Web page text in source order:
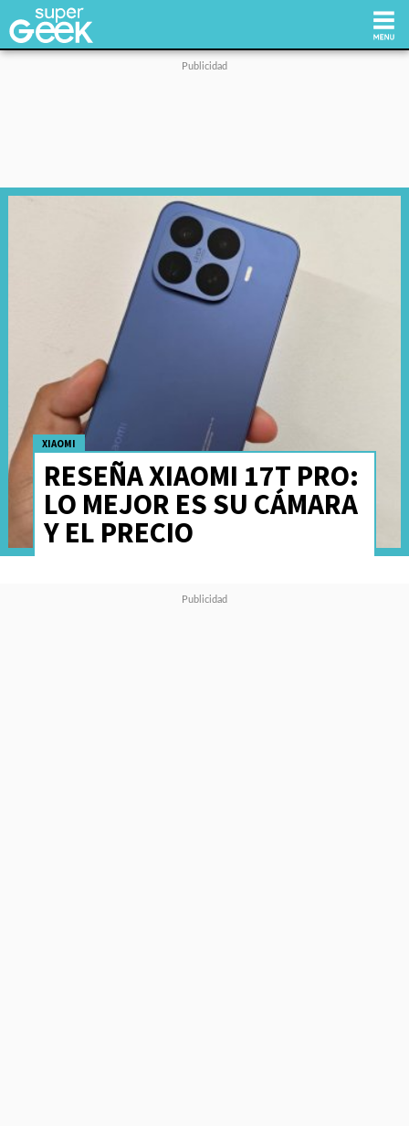
Tecnología
Síguenos:
XIAOMI
RESEÑA XIAOMI 17T PRO:
LO MEJOR ES SU CÁMARA
Y EL PRECIO